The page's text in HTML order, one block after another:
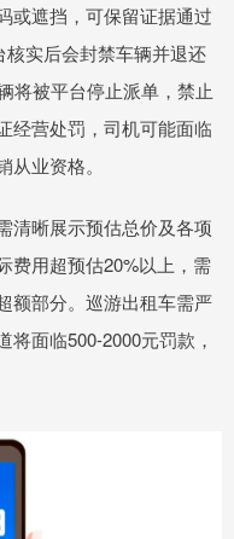
或遮挡，可保留证据通过
实后会封禁车辆并退还
将被平台停止派单，禁止
经营处罚，司机可能面临
业资格。
清晰展示预估总价及各项
费用超预估20%以上，需
额部分。巡游出租车需严
面临500-2000元罚款，